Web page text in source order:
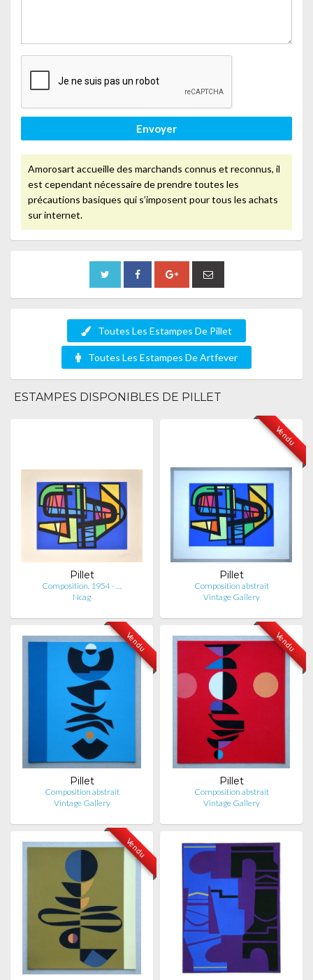
Envoyer
Amorosart accueille des marchands connus et reconnus, il
est cependant nécessaire de prendre toutes les
précautions basiques qui s’imposent pour tous les achats
sur internet.
Toutes Les Estampes De Pillet
Toutes Les Estampes De Artfever
ESTAMPES DISPONIBLES DE PILLET
Pillet
Composition, 1954 - …
Ncag
Vendu
Pillet
Composition abstrait
Vintage Gallery
Vendu
Pillet
Composition abstrait
Vintage Gallery
Vendu
Pillet
Composition abstrait
Vintage Gallery
Vendu